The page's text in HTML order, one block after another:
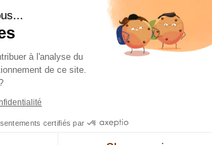
au 9h30à19h
LeSamedide 9h
Mentions légales
à l'analyse du
de ce site.
certifiés par